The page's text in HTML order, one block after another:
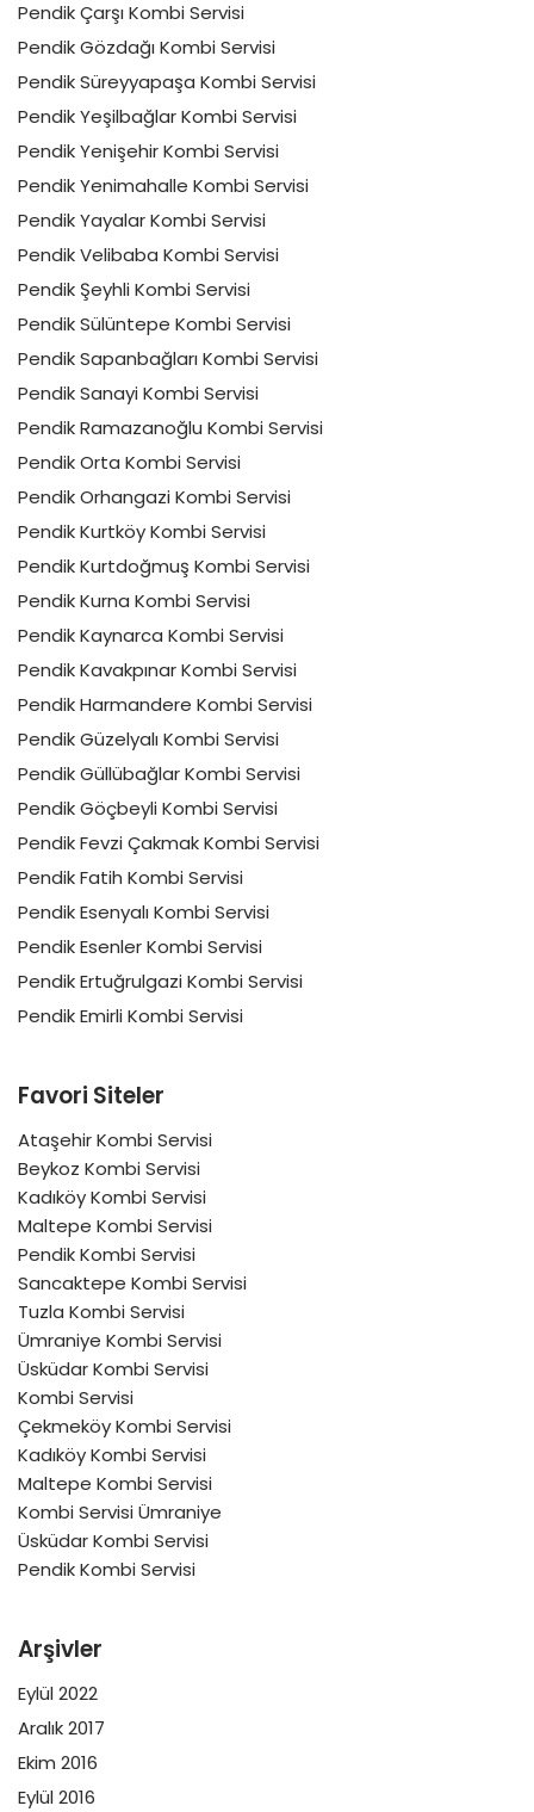
Pendik Çarşı Kombi Servisi
Pendik Gözdağı Kombi Servisi
Pendik Süreyyapaşa Kombi Servisi
Pendik Yeşilbağlar Kombi Servisi
Pendik Yenişehir Kombi Servisi
Pendik Yenimahalle Kombi Servisi
Pendik Yayalar Kombi Servisi
Pendik Velibaba Kombi Servisi
Pendik Şeyhli Kombi Servisi
Pendik Sülüntepe Kombi Servisi
Pendik Sapanbağları Kombi Servisi
Pendik Sanayi Kombi Servisi
Pendik Ramazanoğlu Kombi Servisi
Pendik Orta Kombi Servisi
Pendik Orhangazi Kombi Servisi
Pendik Kurtköy Kombi Servisi
Pendik Kurtdoğmuş Kombi Servisi
Pendik Kurna Kombi Servisi
Pendik Kaynarca Kombi Servisi
Pendik Kavakpınar Kombi Servisi
Pendik Harmandere Kombi Servisi
Pendik Güzelyalı Kombi Servisi
Pendik Güllübağlar Kombi Servisi
Pendik Göçbeyli Kombi Servisi
Pendik Fevzi Çakmak Kombi Servisi
Pendik Fatih Kombi Servisi
Pendik Esenyalı Kombi Servisi
Pendik Esenler Kombi Servisi
Pendik Ertuğrulgazi Kombi Servisi
Pendik Emirli Kombi Servisi
Favori Siteler
Ataşehir Kombi Servisi
Beykoz Kombi Servisi
Kadıköy Kombi Servisi
Maltepe Kombi Servisi
Pendik Kombi Servisi
Sancaktepe Kombi Servisi
Tuzla Kombi Servisi
Ümraniye Kombi Servisi
Üsküdar Kombi Servisi
Kombi Servisi
Çekmeköy Kombi Servisi
Kadıköy Kombi Servisi
Maltepe Kombi Servisi
Kombi Servisi Ümraniye
Üsküdar Kombi Servisi
Pendik Kombi Servisi
Arşivler
Eylül 2022
Aralık 2017
Ekim 2016
Eylül 2016